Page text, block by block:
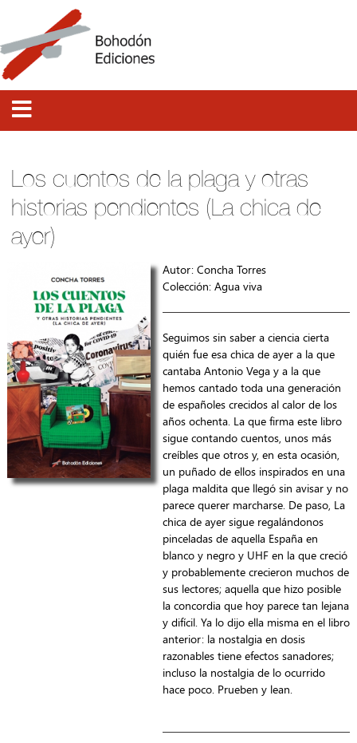
Los cuentos de la plaga y otras
historias pendientes (La chica de
ayer)
Autor: Concha Torres
Colección: Agua viva
Seguimos sin saber a ciencia cierta
quién fue esa chica de ayer a la que
cantaba Antonio Vega y a la que
hemos cantado toda una generación
de españoles crecidos al calor de los
años ochenta. La que firma este libro
sigue contando cuentos, unos más
creíbles que otros y, en esta ocasión,
un puñado de ellos inspirados en una
plaga maldita que llegó sin avisar y no
parece querer marcharse. De paso, La
chica de ayer sigue regalándonos
pinceladas de aquella España en
blanco y negro y UHF en la que creció
y probablemente crecieron muchos de
sus lectores; aquella que hizo posible
la concordia que hoy parece tan lejana
y difícil. Ya lo dijo ella misma en el libro
anterior: la nostalgia en dosis
razonables tiene efectos sanadores;
incluso la nostalgia de lo ocurrido
hace poco. Prueben y lean.